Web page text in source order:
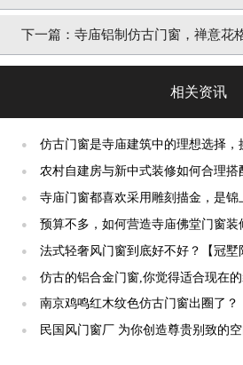
「冠墅阳光」
下一篇： 寺庙铝制仿古门窗，禅意花
相关资讯
●
仿古门窗是寺庙建筑中的理想选择，
终生【冠墅阳光】
●
农村自建房与新中式装修如何合理搭
阳光】
●
寺庙门窗都喜欢采用雕刻描金，是锦
吗？【冠墅阳光】
●
预算不多，如何营造寺庙佛堂门窗装
阳光】
● 法式轻奢风门窗到底好不好？【冠墅
●
仿古的铝合金门窗,你觉得适合现在的
【冠墅阳光】
●
南京鸡鸣红木纹色仿古门窗出圈了？
光】
●
民国风门窗厂 为你创造尊贵别致的空间【冠